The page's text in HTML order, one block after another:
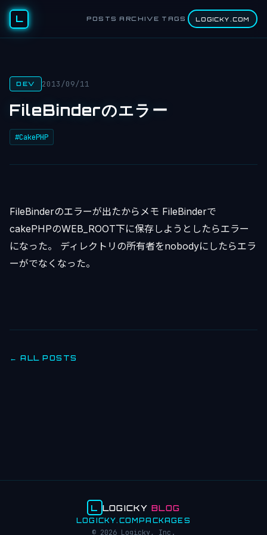
L POSTS ARCHIVE TAGS LOGICKY.COM
DEV 2013/09/11
FileBinderのエラー
#CakePHP
FileBinderのエラーが出たからメモ FileBinderで
cakePHPのWEB_ROOT下に保存しようとしたらエラー
になった。 ディレクトリの所有者をnobodyにしたらエラ
ーがでなくなった。
← ALL POSTS
L LOGICKYBLOG
LOGICKY.COM PACKAGES
© 2026 Logicky, Inc.